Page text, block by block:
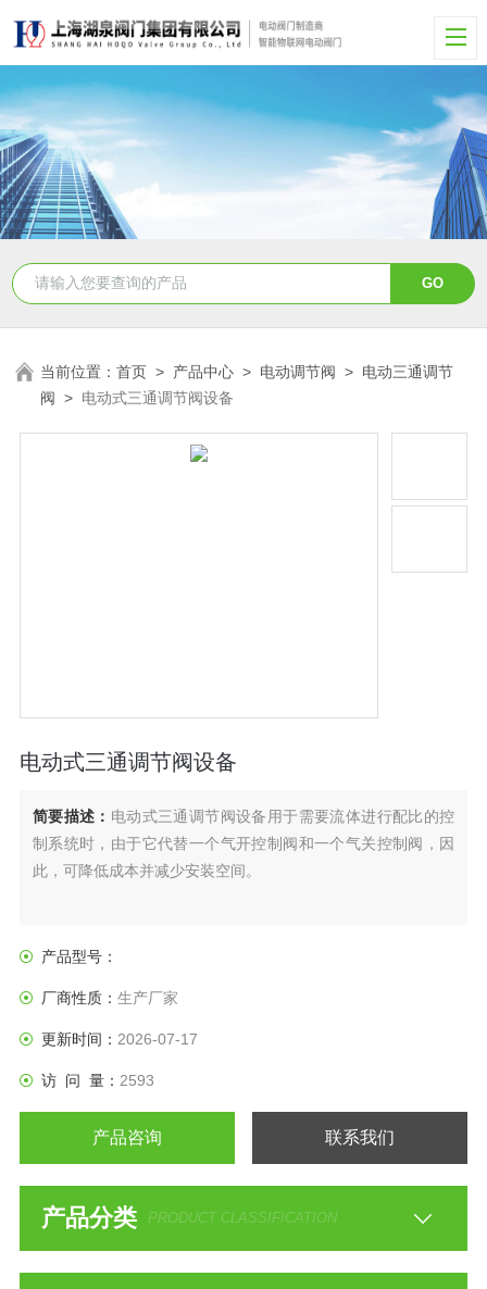
当前位置：首页 > 产品中心 > 电动调节阀 > 电动三通调节
阀 > 电动式三通调节阀设备
电动式三通调节阀设备
简要描述： 电动式三通调节阀设备用于需要流体进行配比的控
制系统时，由于它代替一个气开控制阀和一个气关控制阀，因
此，可降低成本并减少安装空间。
产品型号：
厂商性质： 生产厂家
更新时间： 2026-07-17
访 问 量： 2593
产品咨询 联系我们
产品分类 PRODUCT CLASSIFICATION